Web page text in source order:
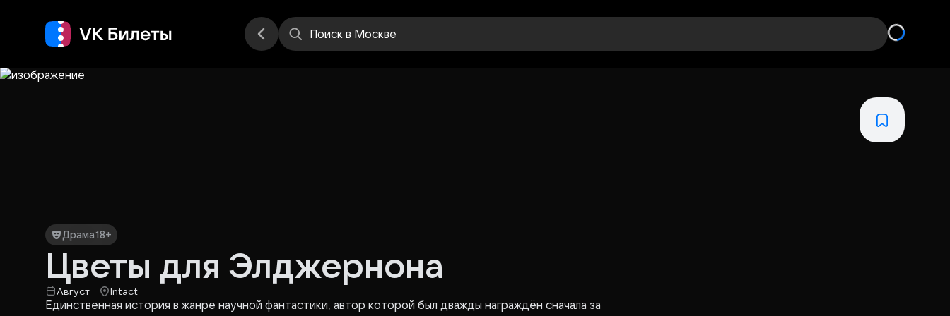
Поиск в Москве
Драма18+
Цветы для Элджернона
Август Intact
Единственная история в жанре научной фантастики, автор которой был дважды награждён сначала за